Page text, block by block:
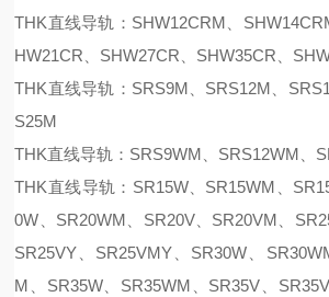
THK直线导轨：SHW12CRM、
HW21CR、SHW27CR、SHW35CR、
THK直线导轨：SRS9M、SRS12M、
S25M
THK直线导轨：SRS9WM、SRS12WM、
THK直线导轨：SR15W、SR15WM、
0W、SR20WM、SR20V、SR20VM、
SR25VY、SR25VMY、SR30W、
M、SR35W、SR35WM、SR35V、